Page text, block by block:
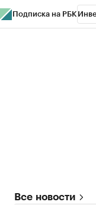
Подписка на РБК
Все новости